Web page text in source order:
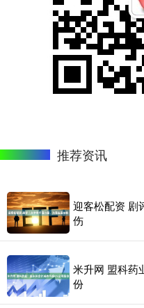
推荐资讯
迎客松配资 剧
伤
米升网 盟科药
份